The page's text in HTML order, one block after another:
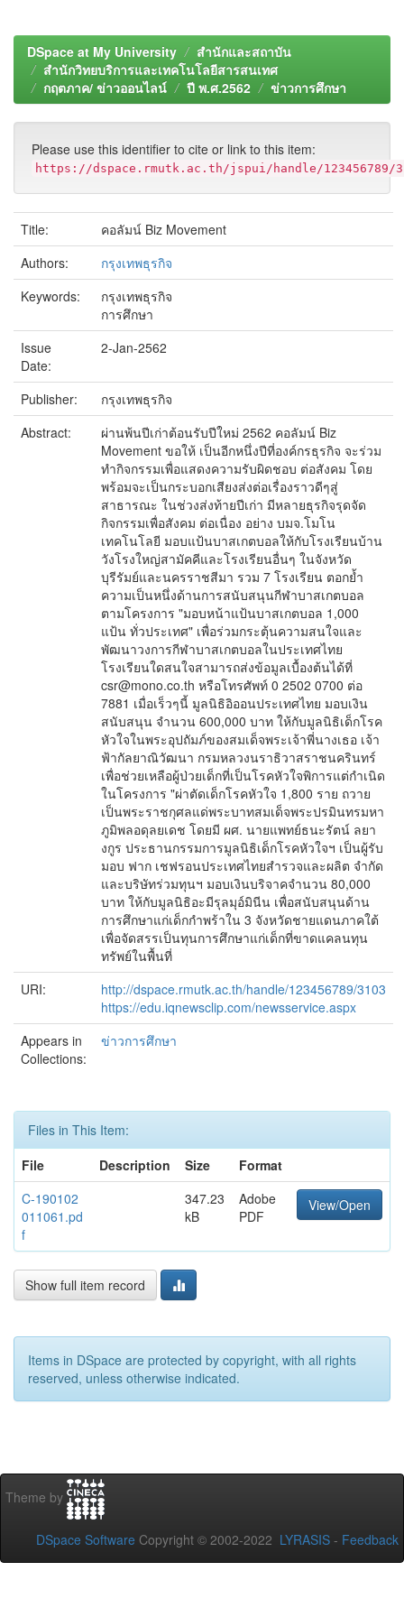
DSpace at My University
สำนักและสถาบัน
สำนักวิทยบริการและเทคโนโลยีสารสนเทศ
กฤตภาค/ ข่าวออนไลน์
ปี พ.ศ.2562 ข่าวการศึกษา
Please use this identifier to cite or link to this item:
https://dspace.rmutk.ac.th/jspui/handle/123456789/
Title:
คอลัมน์ Biz Movement
Authors:
กรุงเทพธุรกิจ
Keywords:
กรุงเทพธุรกิจ
การศึกษา
Issue
Date:
2-Jan-2562
Publisher:
กรุงเทพธุรกิจ
Abstract:
ผ่านพ้นปีเก่าต้อนรับปีใหม่ 2562 คอลัมน์ Biz
Movement ขอให้ เป็นอีกหนึ่งปีที่องค์กรธุรกิจ จะร่วม
ทำกิจกรรมเพื่อแสดงความรับผิดชอบ ต่อสังคม โดย
พร้อมจะเป็นกระบอกเสียงส่งต่อเรื่องราวดีๆสู่
สาธารณะ ในช่วงส่งท้ายปีเก่า มีหลายธุรกิจรุดจัด
กิจกรรมเพื่อสังคม ต่อเนื่อง อย่าง บมจ.โมโน
เทคโนโลยี มอบแป้นบาสเกตบอลให้กับโรงเรียนบ้าน
วังโรงใหญ่สามัคคีและโรงเรียนอื่นๆ ในจังหวัด
บุรีรัมย์และนครราชสีมา รวม 7 โรงเรียน ตอกย้ำ
ความเป็นหนึ่งด้านการสนับสนุนกีฬาบาสเกตบอล
ตามโครงการ "มอบหน้าแป้นบาสเกตบอล 1,000
แป้น ทั่วประเทศ" เพื่อร่วมกระตุ้นความสนใจและ
พัฒนาวงการกีฬาบาสเกตบอลในประเทศไทย
โรงเรียนใดสนใจสามารถส่งข้อมูลเบื้องต้นได้ที่
csr@mono.co.th หรือโทรศัพท์ 0 2502 0700 ต่อ
7881 เมื่อเร็วๆนี้ มูลนิธิอิออนประเทศไทย มอบเงิน
สนับสนุน จำนวน 600,000 บาท ให้กับมูลนิธิเด็กโรค
หัวใจในพระอุปถัมภ์ของสมเด็จพระเจ้าพี่นางเธอ เจ้า
ฟ้ากัลยาณิวัฒนา กรมหลวงนราธิวาสราชนครินทร์
เพื่อช่วยเหลือผู้ป่วยเด็กที่เป็นโรคหัวใจพิการแต่กำเนิด
ในโครงการ "ผ่าตัดเด็กโรคหัวใจ 1,800 ราย ถวาย
เป็นพระราชกุศลแด่พระบาทสมเด็จพระปรมินทรมหา
ภูมิพลอดุลยเดช โดยมี ผศ. นายแพทย์ธนะรัตน์ ลยา
งกูร ประธานกรรมการมูลนิธิเด็กโรคหัวใจฯ เป็นผู้รับ
มอบ ฟาก เชฟรอนประเทศไทยสำรวจและผลิต จำกัด
และบริษัทร่วมทุนฯ มอบเงินบริจาคจำนวน 80,000
บาท ให้กับมูลนิธิอะมีรุลมุอ์มินีน เพื่อสนับสนุนด้าน
การศึกษาแก่เด็กกำพร้าใน 3 จังหวัดชายแดนภาคใต้
เพื่อจัดสรรเป็นทุนการศึกษาแก่เด็กที่ขาดแคลนทุน
ทรัพย์ในพื้นที่
URI:
http://dspace.rmutk.ac.th/handle/123456789/3103
https://edu.iqnewsclip.com/newsservice.aspx
Appears in
Collections:
ข่าวการศึกษา
Files in This Item:
File
Description Size
Format
C-190102
011061.pd
f
347.23
kB
Adobe
PDF
View/Open
Show full item record
Items in DSpace are protected by copyright, with all rights
reserved, unless otherwise indicated.
Theme by
DSpace Software Copyright © 2002-2022 LYRASIS - Feedback